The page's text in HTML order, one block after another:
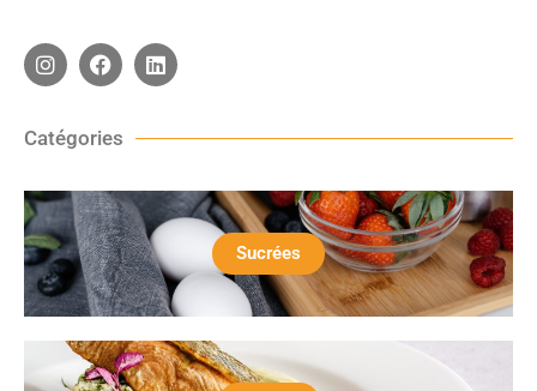
Catégories
Sucrées